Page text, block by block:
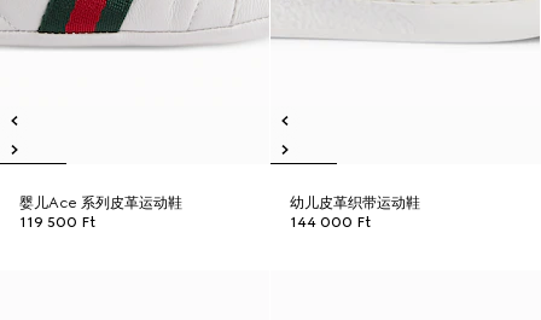
婴儿Ace 系列皮革运动鞋
119 500 Ft
幼儿皮革织带运动鞋
144 000 Ft